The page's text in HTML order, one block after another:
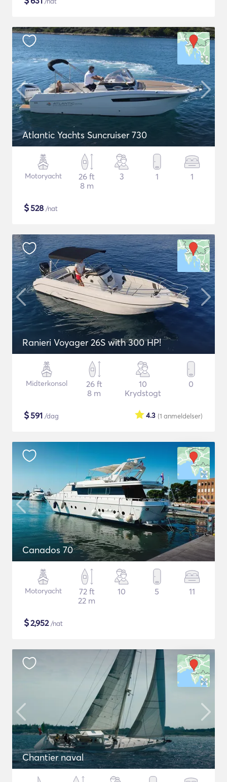
Atlantic Yachts Suncruiser 730
Motoryacht
26 ft
8 m
3 1 1
$528 /nat
Ranieri Voyager 26S with 300 HP!
Midterkonsol
26 ft
8 m
10
Krydstogt
0
$591 /dag (1 anmeldelser)
4.3
Canados 70
Motoryacht
72 ft
22 m
10 5 11
$2,952/nat
Chantier naval